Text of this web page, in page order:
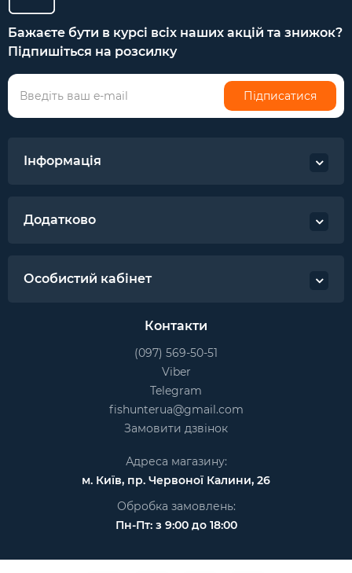
Бажаєте бути в курсі всіх наших акцій та знижок?
Підпишіться на розсилку
Підписатися
Інформація
Додатково
Особистий кабінет
Контакти
(097) 569-50-51
Viber
Telegram
fishunterua@gmail.com
Замовити дзвінок
Адреса магазину:
м. Київ, пр. Червоної Калини, 26
Обробка замовлень:
Пн-Пт: з 9:00 до 18:00